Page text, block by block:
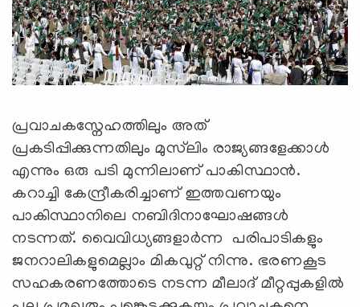
പ്രവാചകസ്നേഹത്തിലും അത്
പ്രകടിപ്പിക്കുന്നതിലും മുസ്‍ലിം രാജ്യങ്ങളേക്കാള്‍
എന്നും ഒരു പടി മുന്നിലാണ് പാകിസ്ഥാന്‍.
കറാച്ചി കേന്ദ്രീകരിച്ചാണ് ഇത്തവണയും
പാകിസ്ഥാനിലെ നബിദിനാഘോഷങ്ങൾ
നടന്നത്. വൈവിധ്യങ്ങളാർന്ന പരിപാടികളും
ജനറാലികളുമെല്ലാം മികവുറ്റ് നിന്നു. ഭരണകൂട
സഹകരണത്തോടെ നടന്ന മീലാദ് മീറ്റപ്പുകളിൽ